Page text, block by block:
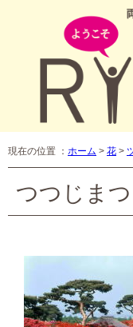
現在の位置 ： ホーム > 花 >
つつじまつ